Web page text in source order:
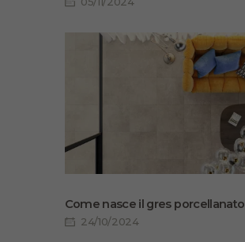
Come nasce il gres porcellanato
24/10/2024